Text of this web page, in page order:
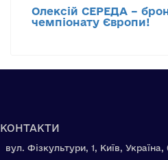
Олексій СЕРЕДА –
чемпіонату Європи!
КОНТАКТИ
вул. Фізкультури, 1, Київ, Україна,